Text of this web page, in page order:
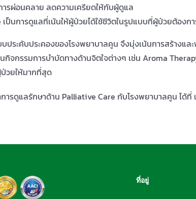
รผ่อนคลาย ลดความเครียดให้กับผู้ดูแล
ป็นการดูแลที่เน้นให้ผู้ป่วยได้ใช้ชีวิตในรูปแบบที่ผู้ป่วยต้อง
ประคับประคองของโรงพยาบาลคูน จึงมุ่งเน้นการสร้าง
กิจกรรมการบำบัดทางด้านจิตใจต่างๆ เช่น Aroma
วยให้มากที่สุด
การดูแลรักษาด้าน Palliative Care กับโรงพยาบาลคูน ได้
ที่อยู่